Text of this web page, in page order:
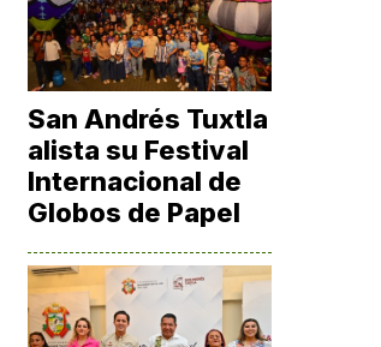
San Andrés Tuxtla
alista su Festival
Internacional de
Globos de Papel